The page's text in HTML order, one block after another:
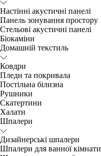
Настінні акустичні панелі
Панель зонування простору
Стельові акустичні панелі
Біокаміни
Домашній текстиль
Ковдри
Пледи та покривала
Постільна білизна
Рушники
Скатертини
Халати
Шпалери
Дизайнерські шпалери
Шпалери для ванної кімнати